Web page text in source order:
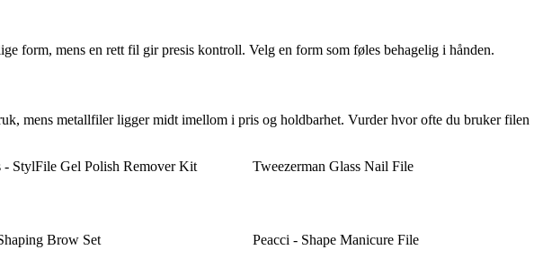
form, mens en rett fil gir presis kontroll. Velg en form som føles behagelig i hånden.
mens metallfiler ligger midt imellom i pris og holdbarhet. Vurder hvor ofte du bruker filen
- StylFile Gel Polish Remover Kit Tweezerman Glass Nail File
Brow Set
Peacci - Shape Manicure File